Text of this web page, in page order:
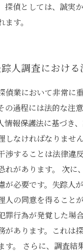
探偵としては、誠実
す。
人調査における
偵業において非常に
の過程には法的な注
情報保護法に基づき
しなければなりませ
渉することは法律違
れがあります。 次に
が必要です。失踪人が
人の同意を得ることが
罪行為が発覚した場
があります。これは
す。 さらに、調査結